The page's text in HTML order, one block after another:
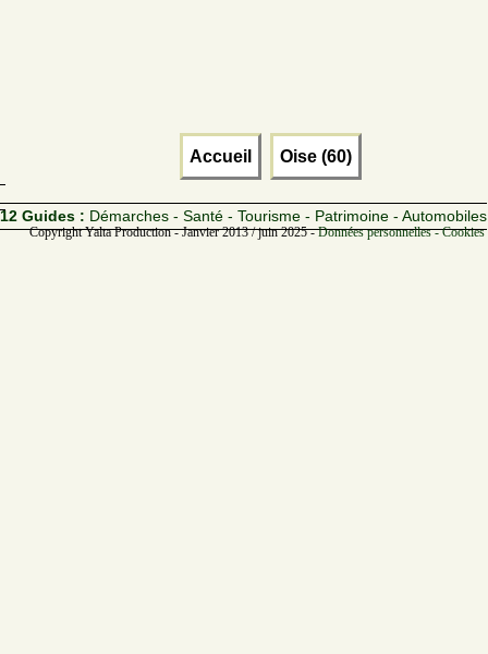
Accueil Oise (60)
12 Guides : Démarches - Santé - Tourisme - Patrimoine - Automobiles
Copyright Yalta Production - Janvier 2013 / juin 2025 -Données personnelles -